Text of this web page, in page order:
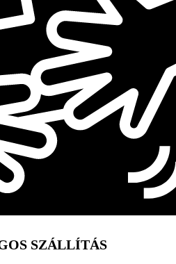
SZÁLLÍTÁS